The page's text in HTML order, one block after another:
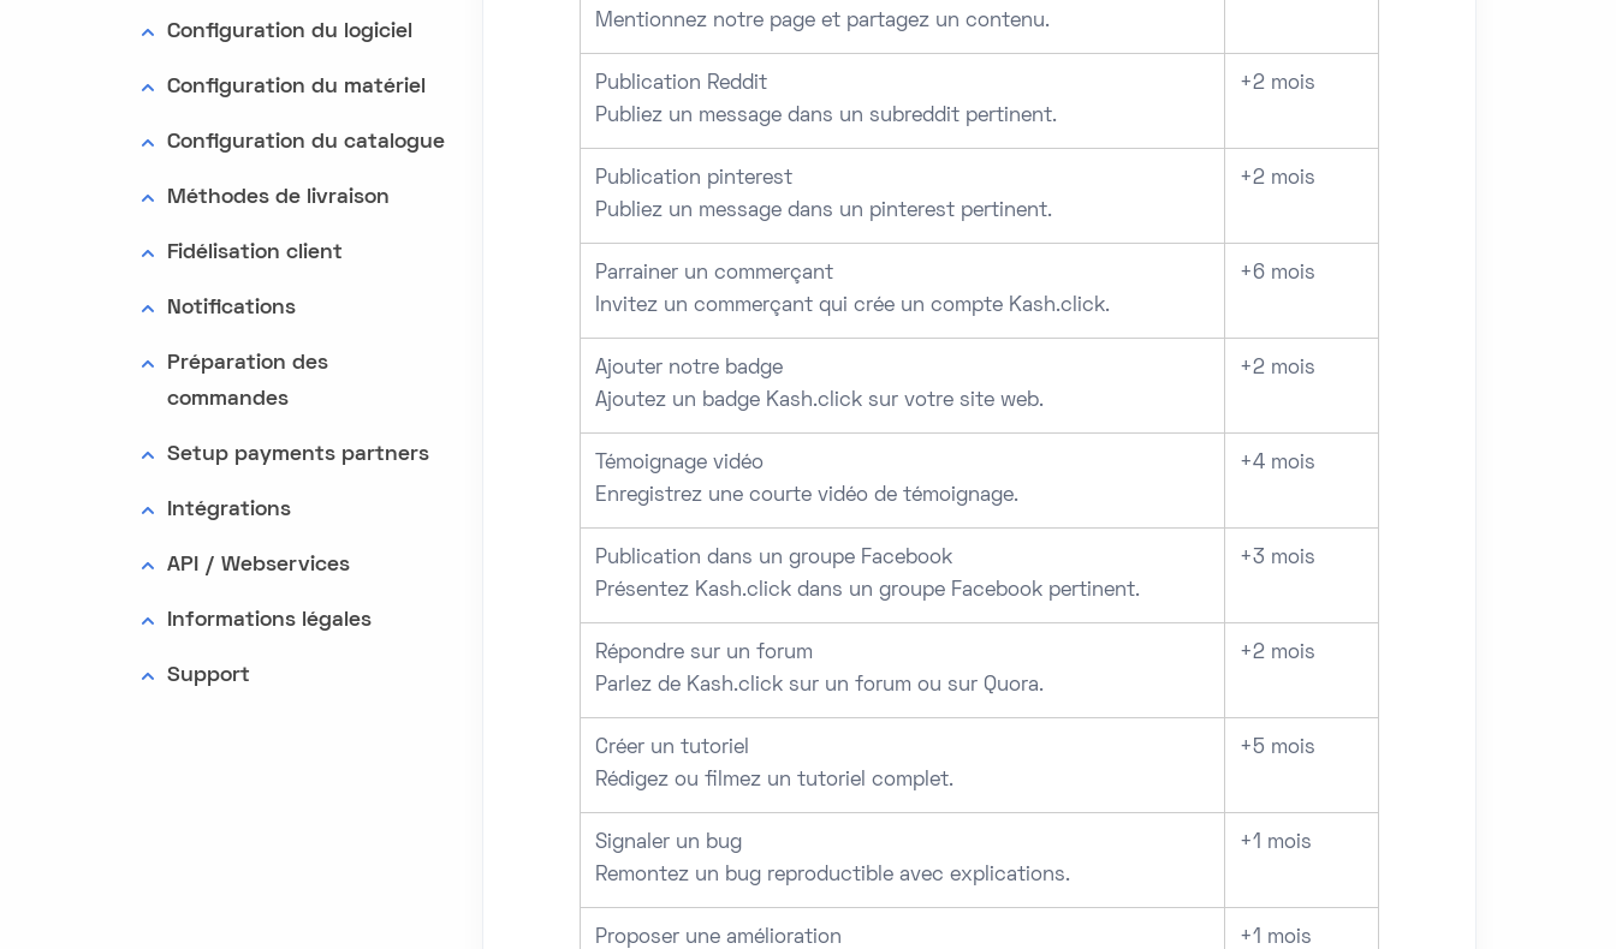
Configuration du logiciel
Configuration du matériel
Configuration du catalogue
Méthodes de livraison
Fidélisation client
Notifications
Préparation des
commandes
Setup payments partners
Intégrations
API / Webservices
Informations légales
Support
Mentionnez notre page et partagez un contenu.
Publication Reddit
Publiez un message dans un subreddit pertinent.
+2 mois
Publication pinterest
Publiez un message dans un pinterest pertinent.
+2 mois
Parrainer un commerçant
Invitez un commerçant qui crée un compte Kash.click.
+6 mois
Ajouter notre badge
Ajoutez un badge Kash.click sur votre site web.
+2 mois
Témoignage vidéo
Enregistrez une courte vidéo de témoignage.
+4 mois
Publication dans un groupe Facebook
Présentez Kash.click dans un groupe Facebook pertinent.
+3 mois
Répondre sur un forum
Parlez de Kash.click sur un forum ou sur Quora.
+2 mois
Créer un tutoriel
Rédigez ou filmez un tutoriel complet.
+5 mois
Signaler un bug
Remontez un bug reproductible avec explications.
+1 mois
Proposer une amélioration
+1 mois